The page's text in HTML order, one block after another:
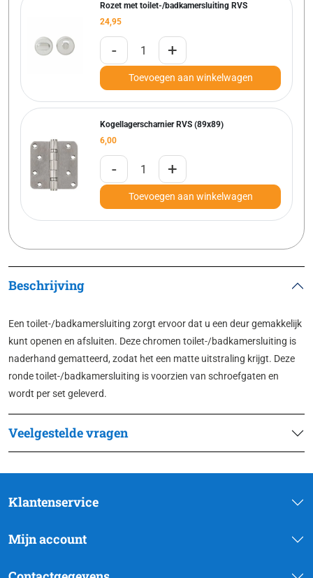
Rozet met toilet-/badkamersluiting RVS
24,95
- +
Toevoegen aan winkelwagen
Kogellagerscharnier RVS (89x89)
6,00
- +
Toevoegen aan winkelwagen
Beschrijving
Een toilet-/badkamersluiting zorgt ervoor dat u een deur gemakkelijk
kunt openen en afsluiten. Deze chromen toilet-/badkamersluiting is
naderhand gematteerd, zodat het een matte uitstraling krijgt. Deze
ronde toilet-/badkamersluiting is voorzien van schroefgaten en
wordt per set geleverd.
Veelgestelde vragen
Klantenservice
Mijn account